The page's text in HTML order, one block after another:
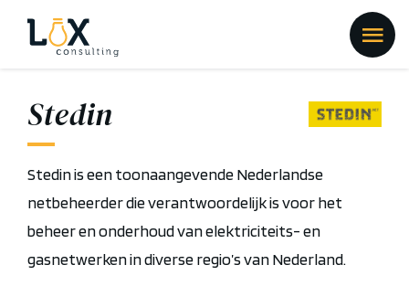
Stedin
Stedin is een toonaangevende Nederlandse
netbeheerder die verantwoordelijk is voor het
beheer en onderhoud van elektriciteits- en
gasnetwerken in diverse regio’s van Nederland.